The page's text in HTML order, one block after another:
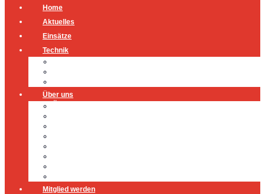
Home
Aktuelles
Einsätze
Technik
Über uns
Mitglied werden